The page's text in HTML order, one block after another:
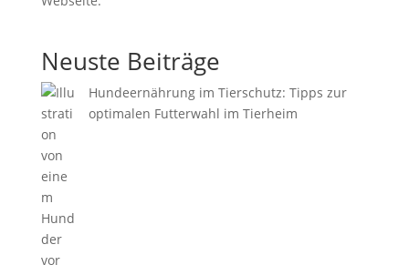
Neuste Beiträge
Hundeernährung im Tierschutz: Tipps zur
optimalen Futterwahl im Tierheim